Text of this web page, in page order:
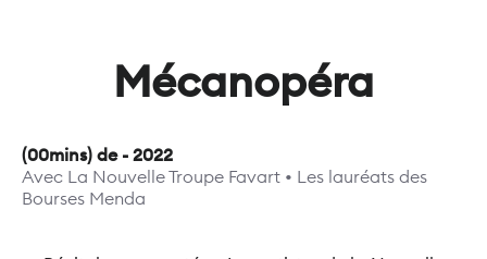
Mécanopéra
(00mins) de - 2022
Avec
La Nouvelle Troupe Favart • Les lauréats des
Bourses Menda